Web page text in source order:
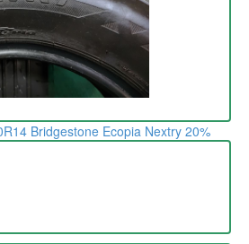
Bridgestone Ecopia Nextry 20%